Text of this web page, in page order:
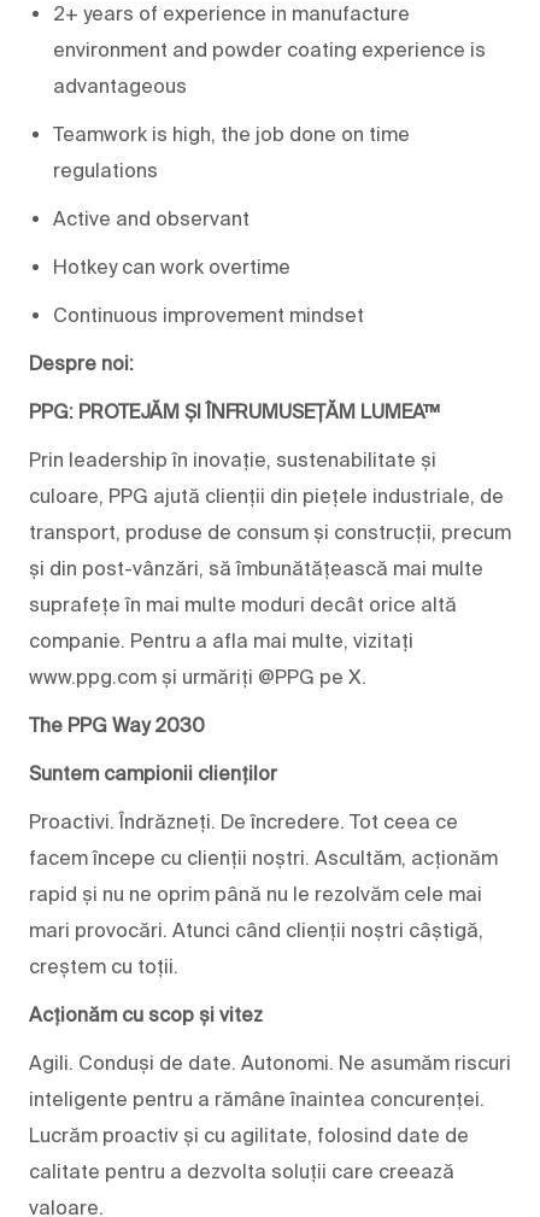
2+ years of experience in manufacture
environment and powder coating experience is
advantageous
Teamwork is high, the job done on time
regulations
Active and observant
Hotkey can work overtime
Continuous improvement mindset
Despre noi:
PPG: PROTEJĂM ȘI ÎNFRUMUSEȚĂM LUMEA™
Prin leadership în inovație, sustenabilitate și
culoare, PPG ajută clienții din piețele industriale, de
transport, produse de consum și construcții, precum
și din post-vânzări, să îmbunătățească mai multe
suprafețe în mai multe moduri decât orice altă
companie. Pentru a afla mai multe, vizitați
www.ppg.com și urmăriți @PPG pe X.
The PPG Way 2030
Suntem campionii clienților
Proactivi. Îndrăzneți. De încredere. Tot ceea ce
facem începe cu clienții noștri. Ascultăm, acționăm
rapid și nu ne oprim până nu le rezolvăm cele mai
mari provocări. Atunci când clienții noștri câștigă,
creștem cu toții.
Acționăm cu scop și vitez
Agili. Conduși de date. Autonomi. Ne asumăm riscuri
inteligente pentru a rămâne înaintea concurenței.
Lucrăm proactiv și cu agilitate, folosind date de
calitate pentru a dezvolta soluții care creează
valoare.